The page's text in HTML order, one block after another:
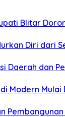
Blitar
Diri dari
Daerah dan
Modern